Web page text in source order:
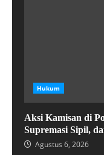
Hukum
Aksi Kamisan di
Supremasi Sipil,
Agustus 6, 2026